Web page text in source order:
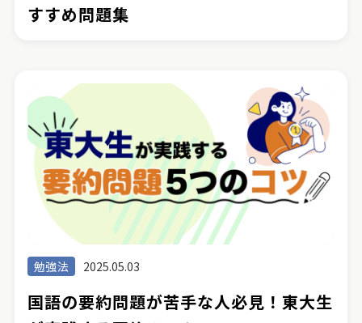
すすめ問題集
勉強法 2025.05.03
国語の要約問題が苦手な人必見！東大生